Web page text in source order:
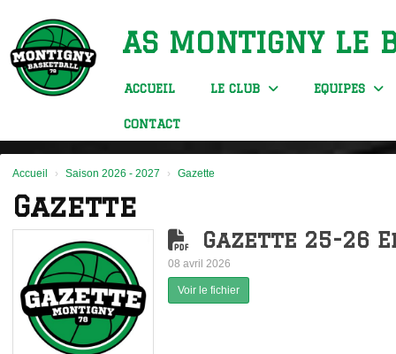
AS MONTIGNY LE
ACCUEIL LE CLUB EQUIPES
CONTACT
Accueil Saison 2026 - 2027 Gazette
Gazette
Gazette 25-26
08 avril 2026
Voir le fichier